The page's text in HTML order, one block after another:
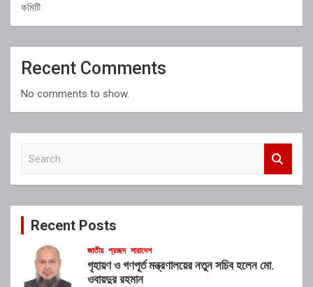
কমিটি
Recent Comments
No comments to show.
c
Recent Posts
জাতীয় প্রচ্ছদ সারাদেশ
গৃহায়ণ ও গণপূর্ত মন্ত্রণালয়ের নতুন সচিব হলেন মো.
ওবায়দুর রহমান